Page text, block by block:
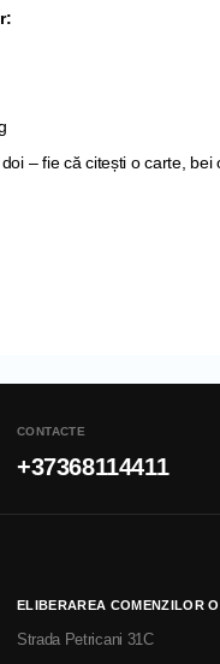
– fie că citești o carte,
CONTACTE
+37368114411
ELIBERAREA COMENZILOR
Strada Petricani 31C